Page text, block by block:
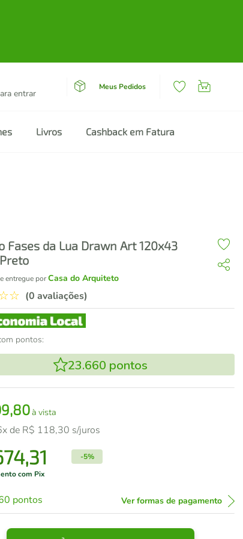
entrar
Meus Pedidos
Livros Cashback em Fatura
Fases da Lua Drawn Art 120x43
entregue porCasa do Arquiteto
☆ (0 avaliações)
pontos:
23.660 pontos
,80à vista
x de R$ 118,30 s/juros
,31 -5%
com Pix
pontos Ver formas de pagamento